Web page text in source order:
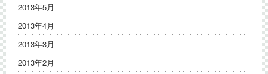
2013年5月
2013年4月
2013年3月
2013年2月